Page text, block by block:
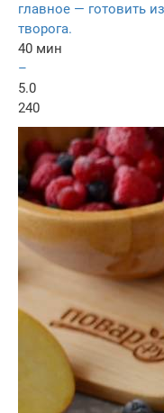
главное — готовить
творога.
40 мин
–
5.0
240